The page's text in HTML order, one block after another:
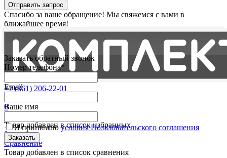
Отправить запрос
Спасибо за ваше обращение! Мы свяжемся с вами в
ближайшее время!
+7 (861) 206-22-01
0
Товар добавлен в список избранных
0
Сравнение
Товар добавлен в список сравнения
Заказать обратный звонок
Номер телефона*
Email
Ваше имя
Я принимаюусловия Пользовательского соглашения